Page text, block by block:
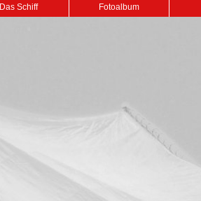
Das Schiff Fotoalbum